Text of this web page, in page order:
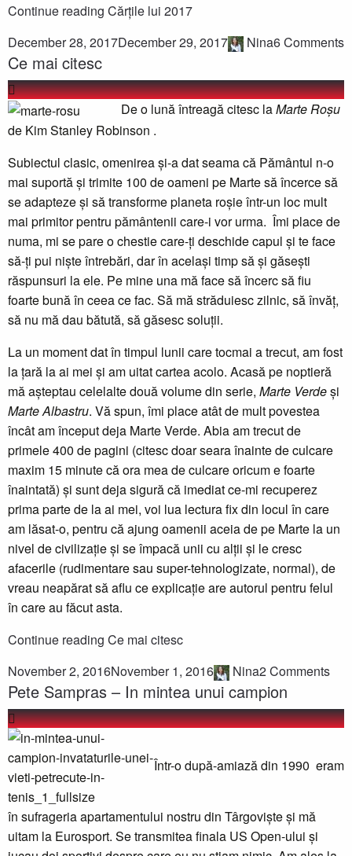
Continue reading Cărțile lui 2017
December 28, 2017December 29, 2017 Nina6 Comments
Ce mai citesc
De o lună întreagă citesc laMarte Roșu
de Kim Stanley Robinson .
Subiectul clasic, omenirea și-a dat seama că Pământul n-o
mai suportă și trimite 100 de oameni pe Marte să încerce să
se adapteze și să transforme planeta roșie într-un loc mult
mai primitor pentru pământenii care-i vor urma. Îmi place de
numa, mi se pare o chestie care-ți deschide capul și te face
să-ți pui niște întrebări, dar în același timp să și găsești
răspunsuri la ele. Pe mine una mă face să încerc să fiu
foarte bună în ceea ce fac. Să mă străduiesc zilnic, să învăț,
să nu mă dau bătută, să găsesc soluții.
La un moment dat în timpul lunii care tocmai a trecut, am fost
la țară la ai mei și am uitat cartea acolo. Acasă pe noptieră
mă așteptau celelalte două volume din serie, Marte Verdeși
Marte Albastru. Vă spun, îmi place atât de mult povestea
încât am început deja Marte Verde. Abia am trecut de
primele 400 de pagini (citesc doar seara înainte de culcare
maxim 15 minute că ora mea de culcare oricum e foarte
înaintată) și sunt deja sigură că imediat ce-mi recuperez
prima parte de la ai mei, voi lua lectura fix din locul în care
am lăsat-o, pentru că ajung oamenii aceia de pe Marte la un
nivel de civilizație și se împacă unii cu alții și le cresc
afacerile (rudimentare sau super-tehnologizate, normal), de
vreau neapărat să aflu ce explicație are autorul pentru felul
în care au făcut asta.
Continue reading Ce mai citesc
November 2, 2016November 1, 2016 Nina2 Comments
Pete Sampras – In mintea unui campion
Într-o după-amiază din 1990 eram
în sufrageria apartamentului nostru din Târgoviște și mă
uitam la Eurosport. Se transmitea finala US Open-ului și